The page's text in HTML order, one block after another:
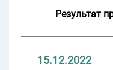
Результат
15.12.2022